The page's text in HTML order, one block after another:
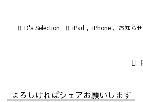
 D's Selection  iPad , iPhone , お知らせ

よろしければシェアお願いします